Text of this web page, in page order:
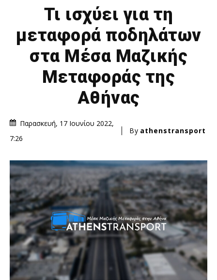
Τι ισχύει για τη
μεταφορά ποδηλάτων
στα Μέσα Μαζικής
Μεταφοράς της
Αθήνας
Παρασκευή, 17 Ιουνίου 2022,
7:26
By athenstransport